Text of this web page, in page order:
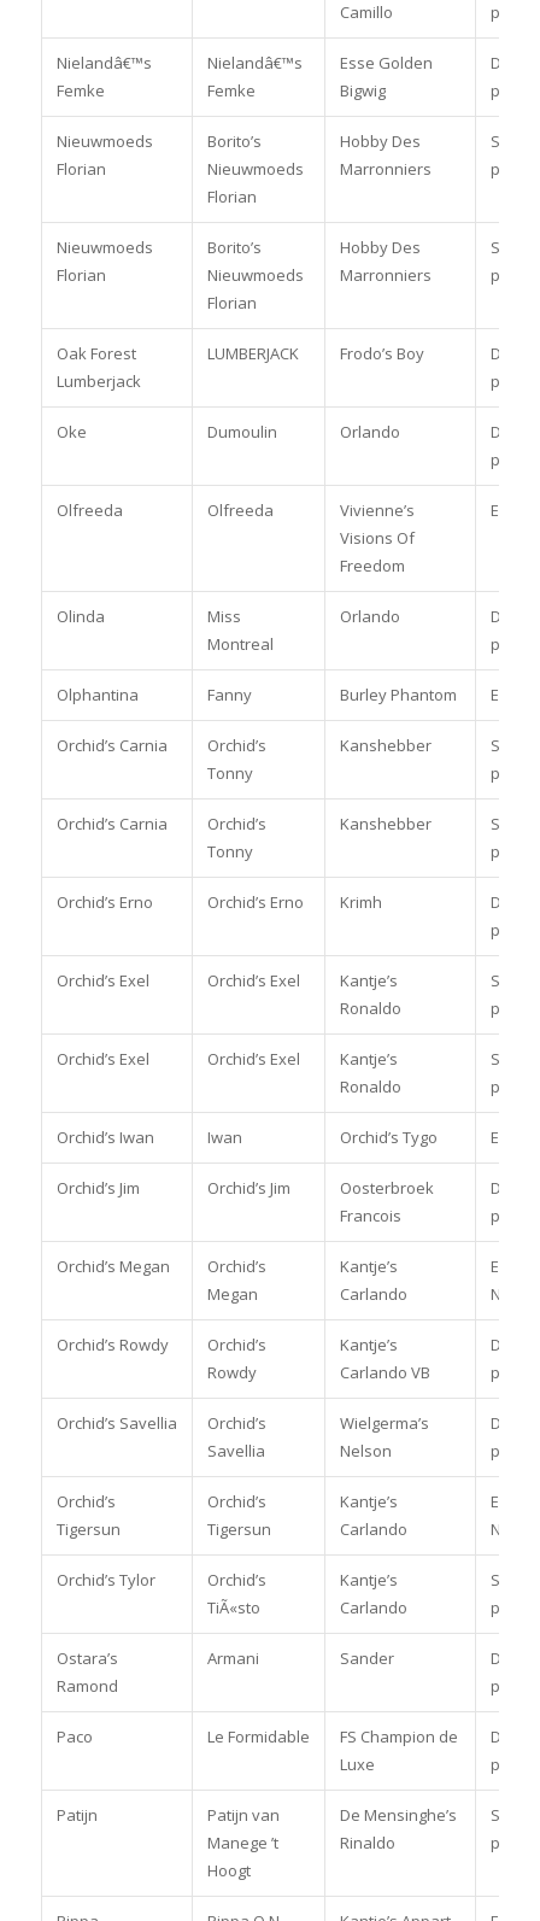
Camillo
pony
Nielandâ€™s
Femke
Nielandâ€™s
Femke
Esse Golden
Bigwig
pony
Nieuwmoeds
Florian
Borito’s
Nieuwmoeds
Florian
Hobby Des
Marronniers
pony
Nieuwmoeds
Florian
Borito’s
Nieuwmoeds
Florian
Hobby Des
Marronniers
pony
Oak Forest
Lumberjack
LUMBERJACK Frodo’s Boy
pony
Oke Dumoulin Orlando
pony
Olfreeda Olfreeda
Vivienne’s
Visions Of
Freedom
Olinda
Miss
Montreal
Orlando
pony
Olphantina Fanny Burley Phantom
Orchid’s Carnia
Orchid’s
Tonny
Kanshebber
paard
Orchid’s Carnia
Orchid’s
Tonny
Kanshebber
pony
Orchid’s Erno Orchid’s Erno Krimh
pony
Orchid’s Exel Orchid’s Exel
Kantje’s
Ronaldo
pony
Orchid’s Exel Orchid’s Exel
Kantje’s
Ronaldo
pony
Orchid’s Iwan Iwan Orchid’s Tygo
Orchid’s Jim Orchid’s Jim
Oosterbroek
Francois
pony
Orchid’s Megan
Orchid’s
Megan
Kantje’s
Carlando
Nat/Int
Orchid’s Rowdy
Orchid’s
Rowdy
Kantje’s
Carlando VB
pony
Orchid’s Savellia
Orchid’s
Savellia
Wielgerma’s
Nelson
pony
Orchid’s
Tigersun
Orchid’s
Tigersun
Kantje’s
Carlando
Nat/Int
Orchid’s Tylor
Orchid’s
TiÃ«sto
Kantje’s
Carlando
pony
Ostara’s
Ramond
Armani Sander
pony
Paco Le Formidable
FS Champion de
Luxe
pony
Patijn
Patijn van
Manege ’t
Hoogt
De Mensinghe’s
Rinaldo
pony